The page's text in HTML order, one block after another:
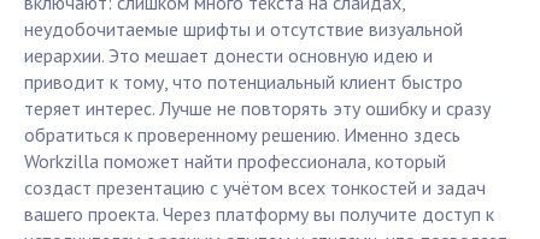
неудобочитаемые шрифты и отсутствие визуальной
иерархии. Это мешает донести основную идею и
приводит к тому, что потенциальный клиент быстро
теряет интерес. Лучше не повторять эту ошибку и сразу
обратиться к проверенному решению. Именно здесь
Workzilla поможет найти профессионала, который
создаст презентацию с учётом всех тонкостей и задач
вашего проекта. Через платформу вы получите доступ к